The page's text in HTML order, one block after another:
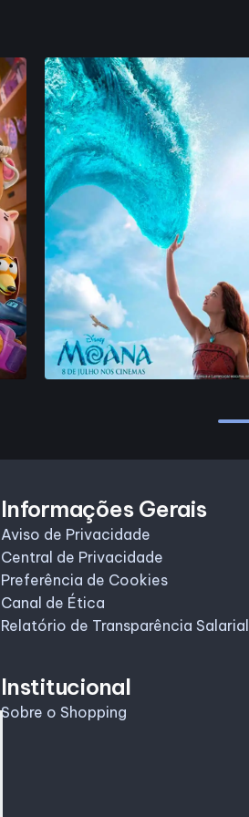
Informações Gerais
Aviso de Privacidade
Central de Privacidade
Preferência de Cookies
Canal de Ética
Relatório de Transparência Salarial
Institucional
Sobre o Shopping